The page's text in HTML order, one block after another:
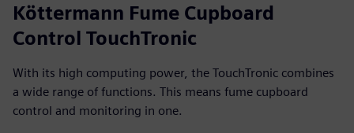
Köttermann Fume Cupboard
Control TouchTronic
With its high computing power, the TouchTronic combines
a wide range of functions. This means fume cupboard
control and monitoring in one.